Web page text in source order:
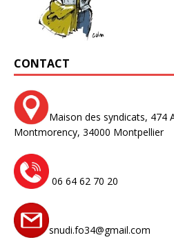
CONTACT
Maison des syndicats, 474
Montmorency, 34000 Montpellier
06 64 62 70 20
snudi.fo34@gmail.com